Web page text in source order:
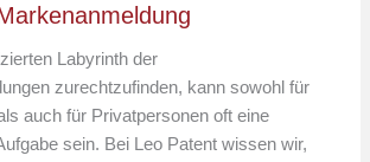
Labyrinth der
zurechtzufinden, kann sowohl für
auch für Privatpersonen oft eine
sein. Bei Leo Patent wissen wir,